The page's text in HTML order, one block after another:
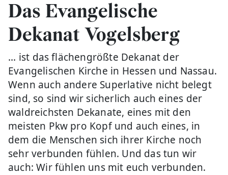
Das Evangelische
Dekanat Vogelsberg
... ist das flächengrößte Dekanat der
Evangelischen Kirche in Hessen und Nassau.
Wenn auch andere Superlative nicht belegt
sind, so sind wir sicherlich auch eines der
waldreichsten Dekanate, eines mit den
meisten Pkw pro Kopf und auch eines, in
dem die Menschen sich ihrer Kirche noch
sehr verbunden fühlen. Und das tun wir
auch: Wir fühlen uns mit euch verbunden.